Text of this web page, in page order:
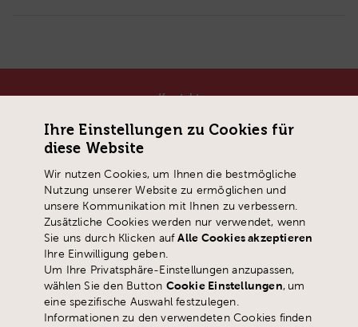
Kontakt
Zaystrasse 42
CH-6410 Goldau
T+41 41 859 05 90
info@phsz.ch
Ihre Einstellungen zu Cookies für
diese Website
Wir nutzen Cookies, um Ihnen die bestmögliche
Nutzung unserer Website zu ermöglichen und
unsere Kommunikation mit Ihnen zu verbessern.
Zusätzliche Cookies werden nur verwendet, wenn
Sie uns durch Klicken aufAlle Cookies akzeptieren
Ihre Einwilligung geben.
Um Ihre Privatsphäre-Einstellungen anzupassen,
wählen Sie den Button Cookie Einstellungen, um
eine spezifische Auswahl festzulegen.
Informationen zu den verwendeten Cookies finden